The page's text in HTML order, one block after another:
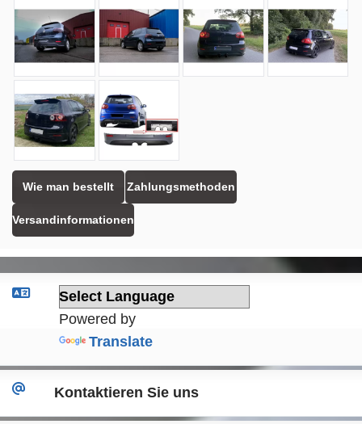
Wie man bestellt Zahlungsmethoden
Versandinformationen
Powered by
Translate
Kontaktieren Sie uns